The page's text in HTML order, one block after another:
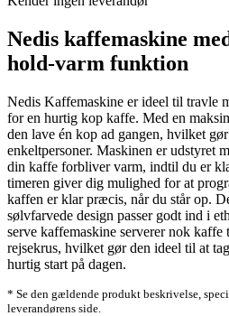
Nedis kaffemaskine
hold-varm funktion
Nedis Kaffemaskine er ideel til travle
for en hurtig kop kaffe. Med en
den lave én kop ad gangen, hvilket
enkeltpersoner. Maskinen er udstyret
din kaffe forbliver varm, indtil du er
timeren giver dig mulighed for at
kaffen er klar præcis, når du står op.
sølvfarvede design passer godt ind i
serve kaffemaskine serverer nok
rejsekrus, hvilket gør den ideel til at
hurtig start på dagen.
* Se den gældende produkt beskrivelse,
leverandørens side.